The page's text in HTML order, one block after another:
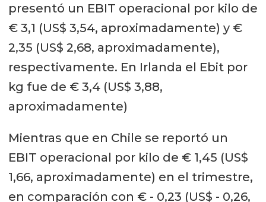
presentó un EBIT operacional por kilo de
€ 3,1 (US$ 3,54, aproximadamente) y €
2,35 (US$ 2,68, aproximadamente),
respectivamente. En Irlanda el Ebit por
kg fue de € 3,4 (US$ 3,88,
aproximadamente)
Mientras que en Chile se reportó un
EBIT operacional por kilo de € 1,45 (US$
1,66, aproximadamente) en el trimestre,
en comparación con € - 0,23 (US$ - 0,26,